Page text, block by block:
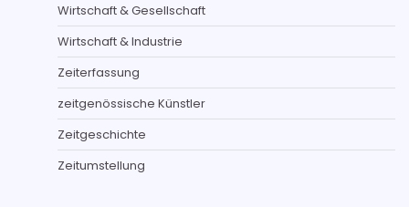
Wirtschaft & Gesellschaft
Wirtschaft & Industrie
Zeiterfassung
zeitgenössische Künstler
Zeitgeschichte
Zeitumstellung